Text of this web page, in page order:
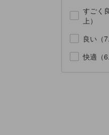
すごく
上）
良い（
快適（